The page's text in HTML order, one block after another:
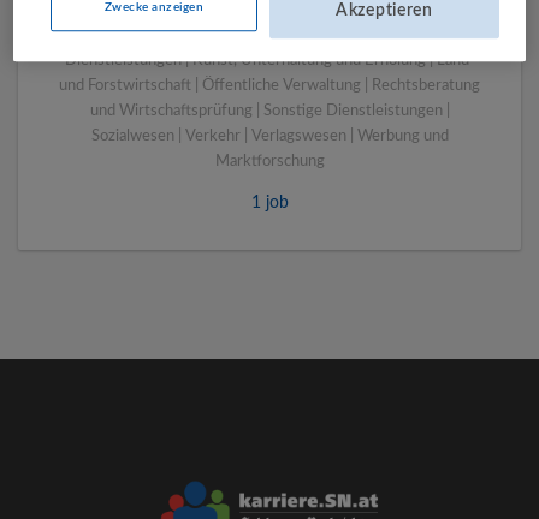
Energieversorgung | Finanz- und Versicherungsleistungen |
Gesundheitswesen | Herstellung von Waren | IT-
Dienstleistungen | Kunst, Unterhaltung und Erholung | Land-
und Forstwirtschaft | Öffentliche Verwaltung | Rechtsberatung
und Wirtschaftsprüfung | Sonstige Dienstleistungen |
Sozialwesen | Verkehr | Verlagswesen | Werbung und
Marktforschung
1 job
Zwecke anzeigen Akzeptieren